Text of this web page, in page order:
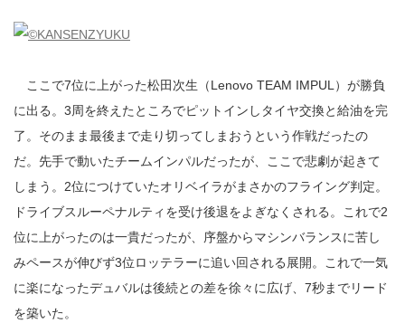
ここで7位に上がった松田次生（Lenovo TEAM IMPUL）が勝負
に出る。3周を終えたところでピットインしタイヤ交換と給油を完
了。そのまま最後まで走り切ってしまおうという作戦だったの
だ。先手で動いたチームインパルだったが、ここで悲劇が起きて
しまう。2位につけていたオリベイラがまさかのフライング判定。
ドライブスルーペナルティを受け後退をよぎなくされる。これで2
位に上がったのは一貴だったが、序盤からマシンバランスに苦し
みペースが伸びず3位ロッテラーに追い回される展開。これで一気
に楽になったデュバルは後続との差を徐々に広げ、7秒までリード
を築いた。